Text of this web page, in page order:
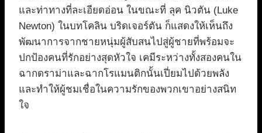
และท่าทางที่ละเอียดอ่อน ในขณะที่ ลุค นิวตัน (Luke
Newton) ในบทโคลิน บริดเจอร์ตัน ก็แสดงให้เห็นถึง
พัฒนาการจากชายหนุ่มผู้สับสนไปสู่ผู้ชายที่พร้อมจะ
ปกป้องคนที่รักอย่างสุดหัวใจ เคมีระหว่างทั้งสองคนใน
ฉากดราม่าและฉากโรแมนติกนั้นเปี่ยมไปด้วยพลัง
และทำให้ผู้ชมเชื่อในความรักของพวกเขาอย่างสนิท
ใจ